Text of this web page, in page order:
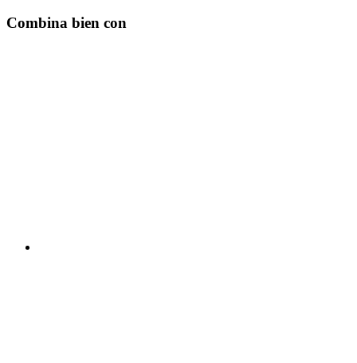
Combina bien con